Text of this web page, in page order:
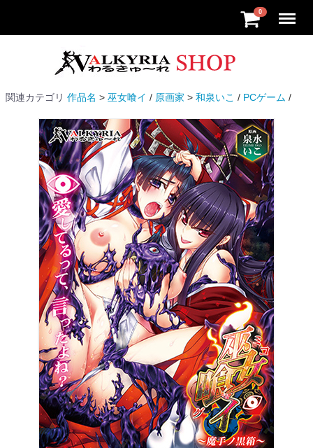
0
関連カテゴリ 作品名 巫女喰イ 原画家 和泉いこ PCゲーム